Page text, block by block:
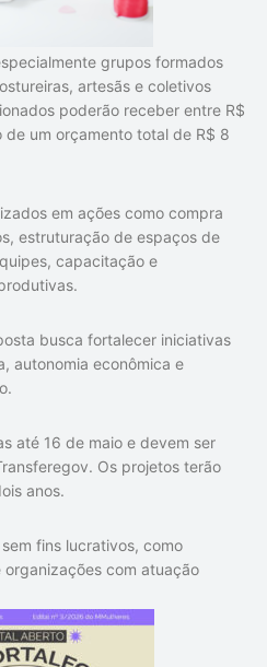
grupos formados
artesãs e coletivos
poderão receber entre R$
um orçamento total de R$ 8
em ações como compra
estruturação de espaços de
capacitação e
busca fortalecer iniciativas
autonomia econômica e
até 16 de maio e devem ser
Os projetos terão
anos.
fins lucrativos, como
com atuação